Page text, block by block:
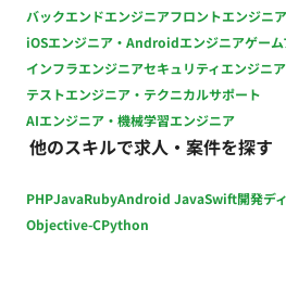
バックエンドエンジニアフロントエンジニア
iOSエンジニア・Androidエンジニアゲー
インフラエンジニアセキュリティエンジニア
テストエンジニア・テクニカルサポート
AIエンジニア・機械学習エンジニア
他のスキルで求人・案件を探す
PHPJavaRubyAndroid JavaSwift開発デ
Objective-CPython